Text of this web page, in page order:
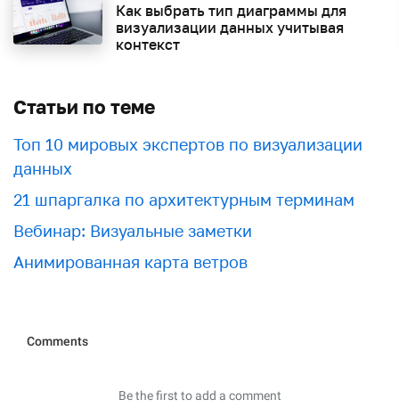
Как выбрать тип диаграммы для
визуализации данных учитывая
контекст
Статьи по теме
Топ 10 мировых экспертов по визуализации
данных
21 шпаргалка по архитектурным терминам
Вебинар: Визуальные заметки
Анимированная карта ветров